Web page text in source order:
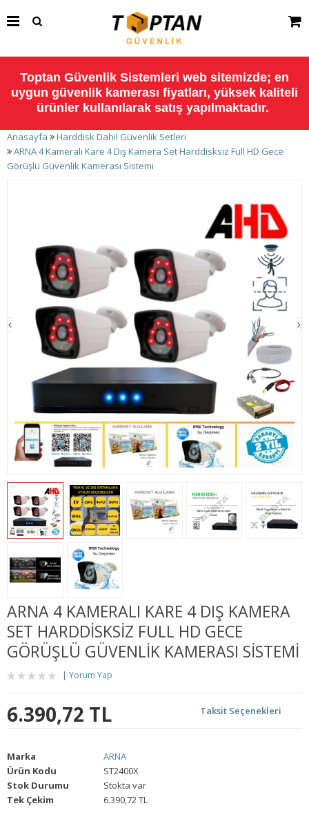
Toptan Güvenlik Sistemleri web sitemizde; en
uygun güvenlik kamerası fiyatları, yüksek kaliteli
ürünler kullanılarak satış yapılmaktadır.
Anasayfa
Harddisk Dahil Güvenlik Setleri
ARNA 4 Kameralı Kare 4 Dış Kamera Set Harddisksiz Full HD Gece
Görüşlü Güvenlik Kamerası Sistemi
ARNA 4 KAMERALI KARE 4 DIŞ KAMERA
SET HARDDISKSIZ FULL HD GECE
GÖRÜŞLÜ GÜVENLIK KAMERASI SISTEMI
Yorum Yap
6.390,72 TL Taksit Seçenekleri
Marka
ARNA
Ürün Kodu
ST2400X
Stok Durumu
Stokta var
Tek Çekim
6.390,72 TL